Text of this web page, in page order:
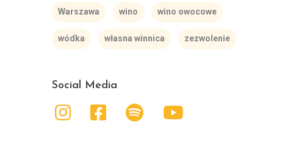
Warszawa wino wino owocowe
wódka własna winnica zezwolenie
Social Media